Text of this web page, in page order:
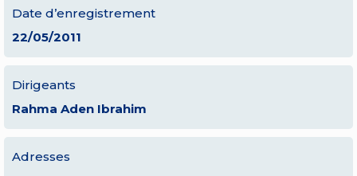
Date d’enregistrement
22/05/2011
Dirigeants
Rahma Aden Ibrahim
Adresses